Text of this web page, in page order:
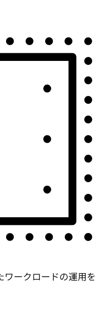
ークロードの運用を